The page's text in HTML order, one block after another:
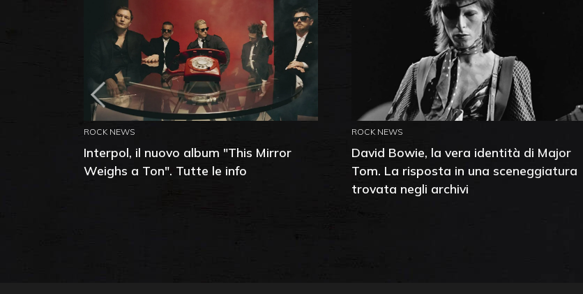
ROCK NEWS
Interpol, il nuovo album "This Mirror
Weighs a Ton". Tutte le info
ROCK NEWS
David Bowie, la vera identità di Major
Tom. La risposta in una sceneggiatura
trovata negli archivi